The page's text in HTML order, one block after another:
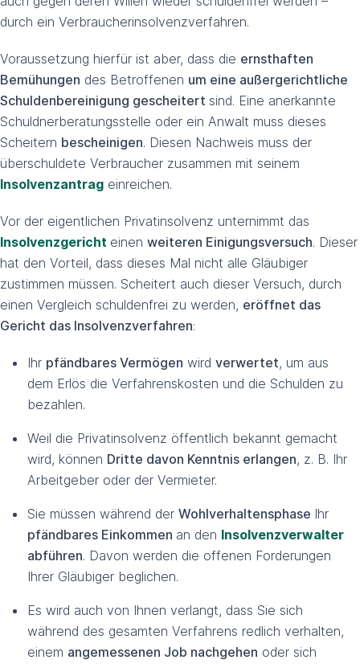
durch ein Verbraucherinsolvenzverfahren.
Voraussetzung hierfür ist aber, dass die ernsthaften
Bemühungen des Betroffenen um eine außergerichtliche
Schuldenbereinigung gescheitert sind. Eine anerkannte
Schuldnerberatungsstelle oder ein Anwalt muss dieses
Scheitern bescheinigen. Diesen Nachweis muss der
überschuldete Verbraucher zusammen mit seinem
Insolvenzantrag einreichen.
Vor der eigentlichen Privatinsolvenz unternimmt das
Insolvenzgericht einen weiteren Einigungsversuch. Dieser
hat den Vorteil, dass dieses Mal nicht alle Gläubiger
zustimmen müssen. Scheitert auch dieser Versuch, durch
einen Vergleich schuldenfrei zu werden, eröffnet das
Gericht das Insolvenzverfahren:
Ihr pfändbares Vermögen wird verwertet, um aus
dem Erlös die Verfahrenskosten und die Schulden zu
bezahlen.
Weil die Privatinsolvenz öffentlich bekannt gemacht
wird, können Dritte davon Kenntnis erlangen, z. B. Ihr
Arbeitgeber oder der Vermieter.
Sie müssen während der Wohlverhaltensphase Ihr
pfändbares Einkommen an den Insolvenzverwalter
abführen. Davon werden die offenen Forderungen
Ihrer Gläubiger beglichen.
Es wird auch von Ihnen verlangt, dass Sie sich
während des gesamten Verfahrens redlich verhalten,
einem angemessenen Job nachgehen oder sich